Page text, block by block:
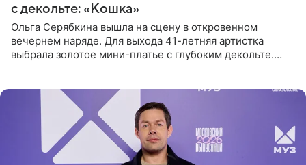
с декольте: «Кошка»
Ольга Серябкина вышла на сцену в откровенном
вечернем наряде. Для выхода 41-летняя артистка
выбрала золотое мини-платье с глубоким декольте.